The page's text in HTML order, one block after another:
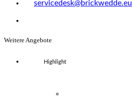
servicedesk@brickwedde.eu
Weitere Angebote
Highlight